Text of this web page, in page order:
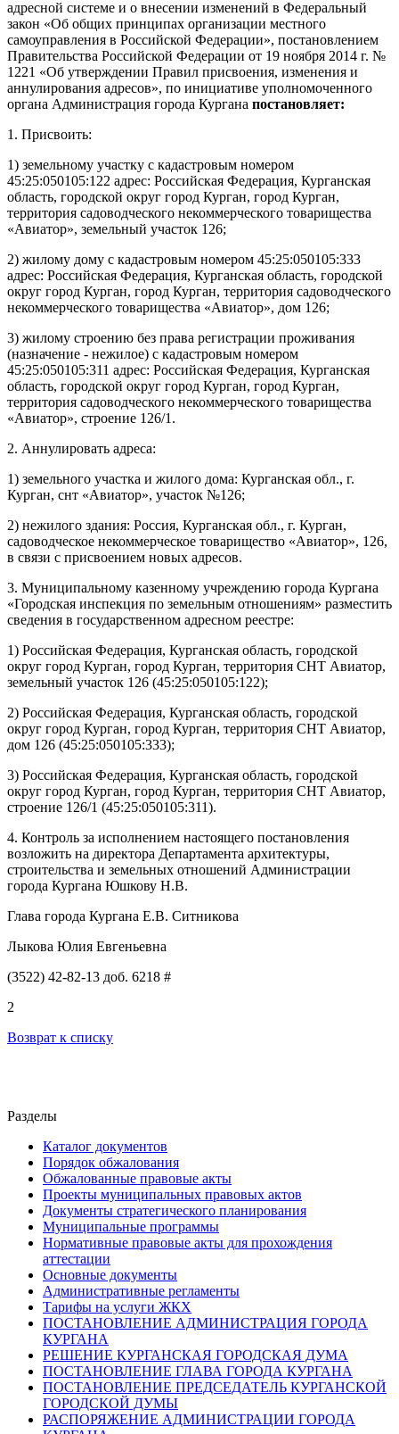
адресной системе и о внесении изменений в Федеральный
закон «Об общих принципах организации местного
самоуправления в Российской Федерации», постановлением
Правительства Российской Федерации от 19 ноября 2014 г. №
1221 «Об утверждении Правил присвоения, изменения и
аннулирования адресов», по инициативе уполномоченного
органа Администрация города Кургана постановляет:
1. Присвоить:
1) земельному участку с кадастровым номером
45:25:050105:122 адрес: Российская Федерация, Курганская
область, городской округ город Курган, город Курган,
территория садоводческого некоммерческого товарищества
«Авиатор», земельный участок 126;
2) жилому дому с кадастровым номером 45:25:050105:333
адрес: Российская Федерация, Курганская область, городской
округ город Курган, город Курган, территория садоводческого
некоммерческого товарищества «Авиатор», дом 126;
3) жилому строению без права регистрации проживания
(назначение - нежилое) с кадастровым номером
45:25:050105:311 адрес: Российская Федерация, Курганская
область, городской округ город Курган, город Курган,
территория садоводческого некоммерческого товарищества
«Авиатор», строение 126/1.
2. Аннулировать адреса:
1) земельного участка и жилого дома: Курганская обл., г.
Курган, снт «Авиатор», участок №126;
2) нежилого здания: Россия, Курганская обл., г. Курган,
садоводческое некоммерческое товарищество «Авиатор», 126,
в связи с присвоением новых адресов.
3. Муниципальному казенному учреждению города Кургана
«Городская инспекция по земельным отношениям» разместить
сведения в государственном адресном реестре:
1) Российская Федерация, Курганская область, городской
округ город Курган, город Курган, территория СНТ Авиатор,
земельный участок 126 (45:25:050105:122);
2) Российская Федерация, Курганская область, городской
округ город Курган, город Курган, территория СНТ Авиатор,
дом 126 (45:25:050105:333);
3) Российская Федерация, Курганская область, городской
округ город Курган, город Курган, территория СНТ Авиатор,
строение 126/1 (45:25:050105:311).
4. Контроль за исполнением настоящего постановления
возложить на директора Департамента архитектуры,
строительства и земельных отношений Администрации
города Кургана Юшкову Н.В.
Глава города Кургана Е.В. Ситникова
Лыкова Юлия Евгеньевна
(3522) 42-82-13 доб. 6218 #
2
Возврат к списку
Разделы
Каталог документов
Порядок обжалования
Обжалованные правовые акты
Проекты муниципальных правовых актов
Документы стратегического планирования
Муниципальные программы
Нормативные правовые акты для прохождения
аттестации
Основные документы
Административные регламенты
Тарифы на услуги ЖКХ
ПОСТАНОВЛЕНИЕ АДМИНИСТРАЦИЯ ГОРОДА
КУРГАНА
РЕШЕНИЕ КУРГАНСКАЯ ГОРОДСКАЯ ДУМА
ПОСТАНОВЛЕНИЕ ГЛАВА ГОРОДА КУРГАНА
ПОСТАНОВЛЕНИЕ ПРЕДСЕДАТЕЛЬ КУРГАНСКОЙ
ГОРОДСКОЙ ДУМЫ
РАСПОРЯЖЕНИЕ АДМИНИСТРАЦИИ ГОРОДА